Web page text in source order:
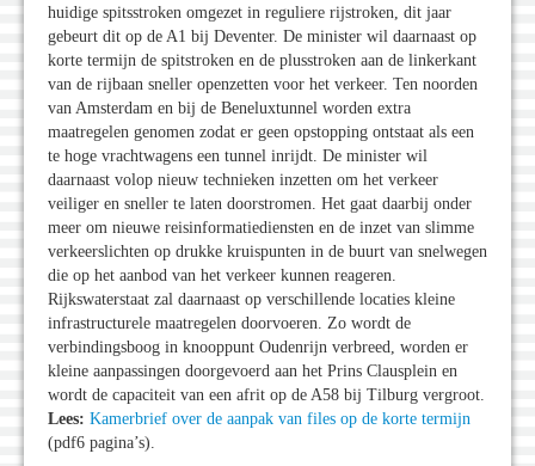
huidige spitsstroken omgezet in reguliere rijstroken, dit jaar
gebeurt dit op de A1 bij Deventer. De minister wil daarnaast op
korte termijn de spitstroken en de plusstroken aan de linkerkant
van de rijbaan sneller openzetten voor het verkeer. Ten noorden
van Amsterdam en bij de Beneluxtunnel worden extra
maatregelen genomen zodat er geen opstopping ontstaat als een
te hoge vrachtwagens een tunnel inrijdt. De minister wil
daarnaast volop nieuw technieken inzetten om het verkeer
veiliger en sneller te laten doorstromen. Het gaat daarbij onder
meer om nieuwe reisinformatiediensten en de inzet van slimme
verkeerslichten op drukke kruispunten in de buurt van snelwegen
die op het aanbod van het verkeer kunnen reageren.
Rijkswaterstaat zal daarnaast op verschillende locaties kleine
infrastructurele maatregelen doorvoeren. Zo wordt de
verbindingsboog in knooppunt Oudenrijn verbreed, worden er
kleine aanpassingen doorgevoerd aan het Prins Clausplein en
wordt de capaciteit van een afrit op de A58 bij Tilburg vergroot.
Lees: Kamerbrief over de aanpak van files op de korte termijn
(pdf6 pagina’s).